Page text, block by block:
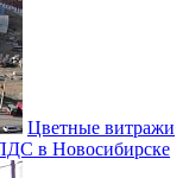
Цветные витражи
в Новосибирске